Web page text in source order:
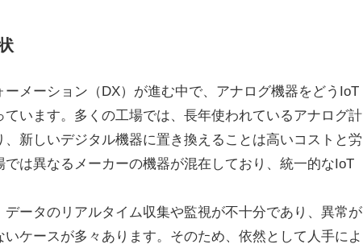
メーション（DX）が進む中で、アナログ機器をどうIoT
います。多くの工場では、長年使われているアナログ計
新しいデジタル機器に置き換えることは高いコストと労
は異なるメーカーの機器が混在しており、統一的なIoT
データのリアルタイム収集や監視が不十分であり、異常が
ケースが多々あります。そのため、依然として人手によ